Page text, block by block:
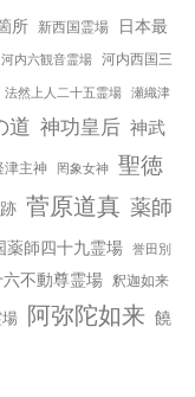
所 新西国霊場
日本最
河内六観音霊場
河内西国三
法然上人二十五霊場 瀬織津
道 神功皇后 神武
津主神 罔象女神
聖徳
菅原道真 薬師
薬師四十九霊場 誉田別
不動尊霊場 釈迦如来
阿弥陀如来 饒